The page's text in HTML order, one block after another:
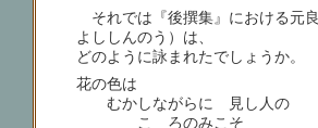
それでは『後撰集』における元
よししんのう）は、
どのように詠まれたでしょうか。
花の色は
むかしながらに 見し人の
こゝろのみこそ